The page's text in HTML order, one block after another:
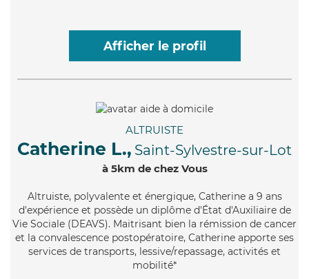
Afficher le profil
ALTRUISTE
Catherine L., Saint-Sylvestre-sur-Lot
à 5km de chez Vous
Altruiste, polyvalente et énergique, Catherine a 9 ans
d'expérience et possède un diplôme d'État d'Auxiliaire de
Vie Sociale (DEAVS). Maitrisant bien la rémission de cancer
et la convalescence postopératoire, Catherine apporte ses
services de transports, lessive/repassage, activités et
mobilité*